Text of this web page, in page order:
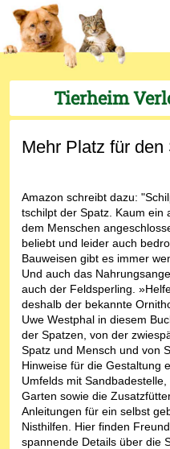
Tierheim
Mehr Platz für den
Amazon schreibt dazu:
tschilpt der Spatz. Kaum ein
dem Menschen
beliebt und leider auch
Bauweisen gibt es immer
Und auch das
auch der Feldsperling.
deshalb der bekannte
Uwe Westphal in diesem
der Spatzen, von der
Spatz und Mensch und von
Hinweise für die Gestaltung
Umfelds mit
Garten sowie die
Anleitungen für ein selbst
Nisthilfen. Hier finden
spannende Details über die